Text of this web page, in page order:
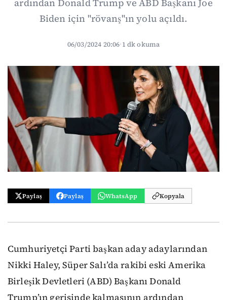
ardından Donald Trump ve ABD Başkanı Joe
Biden için "rövanş"ın yolu açıldı.
06/03/2024 20:06·1 dk okuma
Paylaş Paylaş WhatsApp Kopyala
Cumhuriyetçi Parti başkan aday adaylarından
Nikki Haley, Süper Salı’da rakibi eski Amerika
Birleşik Devletleri (ABD) Başkanı Donald
Trump’ın gerisinde kalmasının ardından